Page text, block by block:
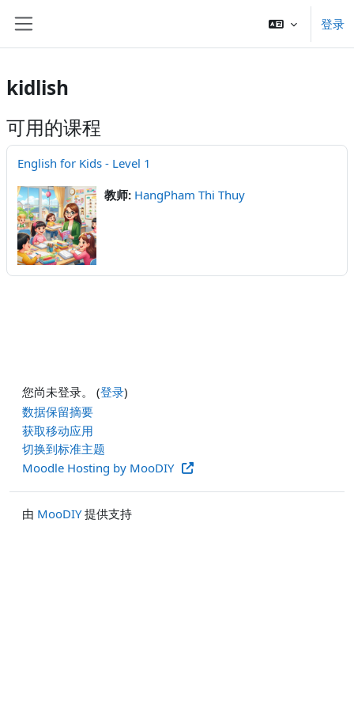
登录
kidlish
可用的课程
English for Kids - Level 1
教师: HangPham Thi Thuy
您尚未登录。 (登录)
‎数据保留摘要‎
获取移动应用
切换到标准主题
Moodle Hosting by MooDIY
由 MooDIY提供支持